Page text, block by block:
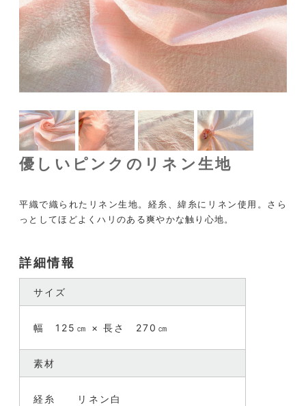
優しいピンクのリネン生地
平織で織られたリネン生地。経糸、緯糸にリネン使用。さら
っとしてほどよくハリのある爽やかな触り心地。
詳細情報
サイズ
幅 125㎝ × 長さ 270㎝
素材
経糸 リネン白